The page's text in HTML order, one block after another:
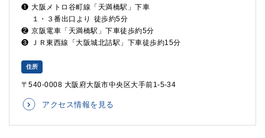
❶ 大阪メトロ谷町線「天満橋駅」下車
１・３番出口より
徒歩約5分
❷ 京阪電車「天満橋駅」下車徒歩約5分
❸
ＪＲ東西線「大阪城北詰駅」下車徒歩約15分
住所
〒540-0008 大阪府大阪市中央区大手前1-5-34
アクセス情報を見る